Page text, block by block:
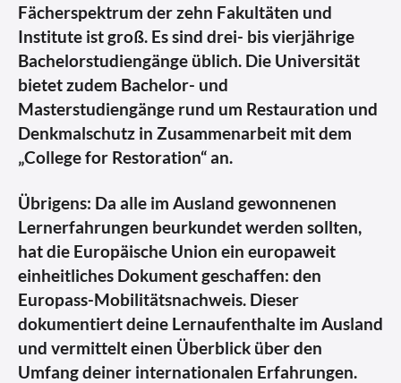
Fächerspektrum der zehn Fakultäten und
Institute ist groß. Es sind drei- bis vierjährige
Bachelorstudiengänge üblich. Die Universität
bietet zudem Bachelor- und
Masterstudiengänge rund um Restauration und
Denkmalschutz in Zusammenarbeit mit dem
„College for Restoration“ an.
Übrigens: Da alle im Ausland gewonnenen
Lernerfahrungen beurkundet werden sollten,
hat die Europäische Union ein europaweit
einheitliches Dokument geschaffen: den
Europass-Mobilitätsnachweis. Dieser
dokumentiert deine Lernaufenthalte im Ausland
und vermittelt einen Überblick über den
Umfang deiner internationalen Erfahrungen.